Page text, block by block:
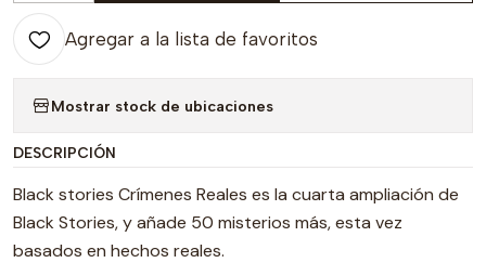
Agregar a la lista de favoritos
Mostrar stock de ubicaciones
DESCRIPCIÓN
Black stories Crímenes Reales es la cuarta ampliación de
Black Stories, y añade 50 misterios más, esta vez
basados en hechos reales.